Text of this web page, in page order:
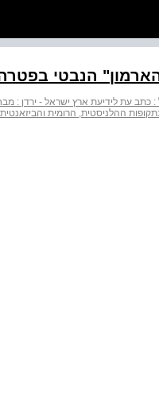
הנבטי בפטרה
: כתב עת לידיעת ארץ ישראל - ירדן :
ההלניסטית, הרומית והביזאנטית